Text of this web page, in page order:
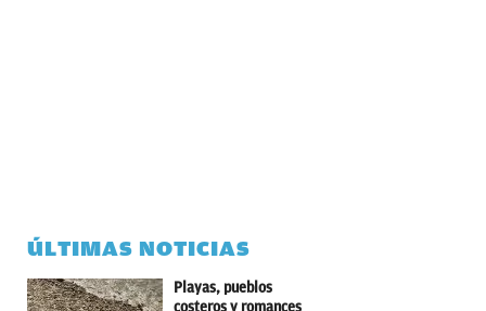
ÚLTIMAS NOTICIAS
Playas, pueblos
costeros y romances